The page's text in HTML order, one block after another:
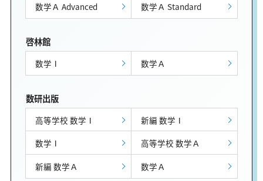
数学Ａ Advanced
数学Ａ Standard
啓林館
数学Ⅰ 数学Ａ
数研出版
高等学校 数学Ⅰ
新編 数学Ⅰ
数学Ⅰ
高等学校 数学Ａ
新編 数学Ａ
数学Ａ